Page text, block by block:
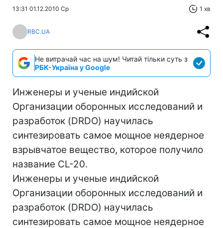
13:31 01.12.2010 Ср 1 хв
RBC.UA
Не витрачай час на шум! Читай тільки суть з
РБК-Україна у Google
Инженеры и ученые индийской
Организации оборонных исследований и
разработок (DRDO) научилась
синтезировать самое мощное неядерное
взрывчатое вещество, которое получило
название CL-20.
Инженеры и ученые индийской
Организации оборонных исследований и
разработок (DRDO) научилась
синтезировать самое мощное неядерное